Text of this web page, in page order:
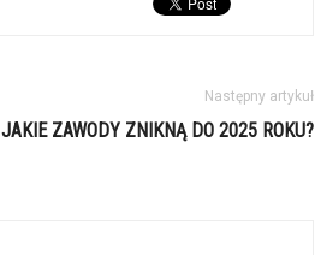
Następny artykuł
JAKIE ZAWODY ZNIKNĄ DO 2025 ROKU?